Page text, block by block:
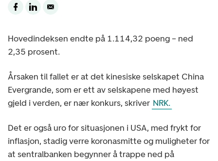
Hovedindeksen endte på 1.114,32 poeng – ned
2,35 prosent.
Årsaken til fallet er at det kinesiske selskapet China
Evergrande, som er ett av selskapene med høyest
gjeld i verden, er nær konkurs, skriver NRK.
Det er også uro for situasjonen i USA, med frykt for
inflasjon, stadig verre koronasmitte og muligheter for
at sentralbanken begynner å trappe ned på